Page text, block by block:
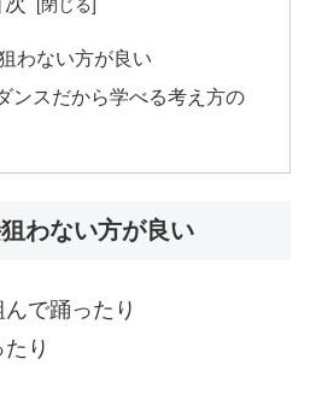
わない方が良い
ンスだから学べる考え方の
わない方が良い
で踊ったり
り